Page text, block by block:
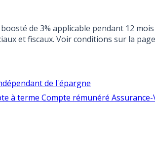
de 3% applicable pendant 12 mois
et fiscaux. Voir conditions sur la
de l'épargne
à terme Compte rémunéré Assurance-